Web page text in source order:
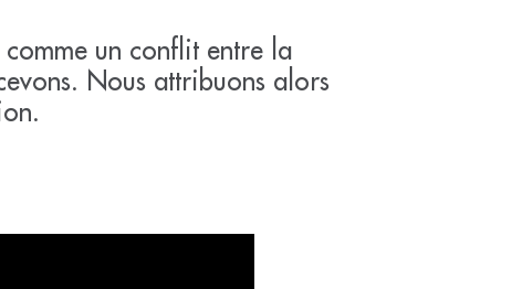
un conflit entre la
Nous attribuons alors